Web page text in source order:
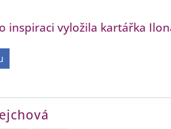
inspiraci vyložila kartářka